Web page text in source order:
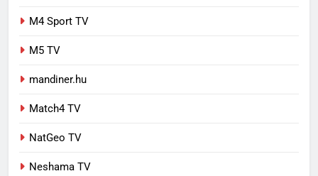
M4 Sport TV
M5 TV
mandiner.hu
Match4 TV
NatGeo TV
Neshama TV